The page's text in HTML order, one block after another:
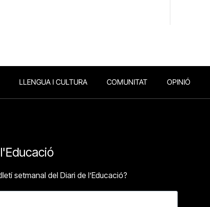
LLENGUA I CULTURA COMUNITAT OPINIÓ